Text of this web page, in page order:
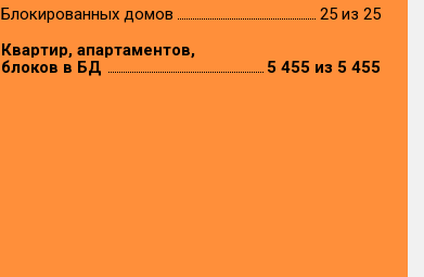
Блокированных домов
25 из 25
Квартир, апартаментов,
блоков в БД
5 455 из 5 455